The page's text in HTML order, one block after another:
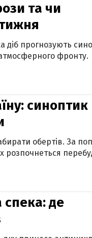
та чи
діб прогнозують
фронту.
синоптик
обертів. За
розпочнеться
де